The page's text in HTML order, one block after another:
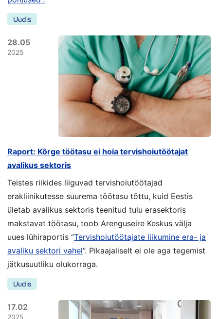
Uudis
28.05
2025
Raport: Kõrge töötasu ei hoia tervishoiutöötajat
avalikus sektoris
Teistes riikides liiguvad tervishoiutöötajad
erakliinikutesse suurema töötasu tõttu, kuid Eestis
ületab avalikus sektoris teenitud tulu erasektoris
makstavat töötasu, toob Arenguseire Keskus välja
uues lühiraportis “Tervishoiutöötajate liikumine era- ja
avaliku sektori vahel”. Pikaajaliselt ei ole aga tegemist
jätkusuutliku olukorraga.
Uudis
17.02
2025